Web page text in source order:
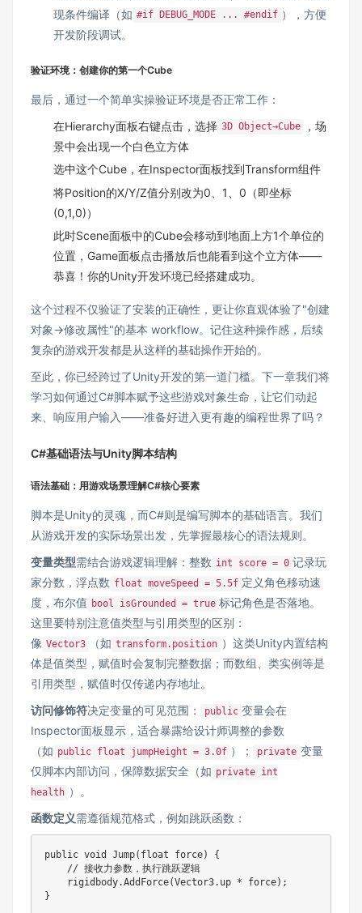
现条件编译（如 #if DEBUG_MODE ... #endif ），方便
开发阶段调试。
验证环境：创建你的第一个Cube
最后，通过一个简单实操验证环境是否正常工作：
在Hierarchy面板右键点击，选择 3D Object→Cube
，场
景中会出现一个白色立方体
选中这个Cube，在Inspector面板找到Transform组件
将Position的X/Y/Z值分别改为0、1、0（即坐标
(0,1,0)）
此时Scene面板中的Cube会移动到地面上方1个单位的
位置，Game面板点击播放后也能看到这个立方体——
恭喜！你的Unity开发环境已经搭建成功。
这个过程不仅验证了安装的正确性，更让你直观体验了"创建
对象→修改属性"的基本 workflow。记住这种操作感，后续
复杂的游戏开发都是从这样的基础操作开始的。
至此，你已经跨过了Unity开发的第一道门槛。下一章我们将
学习如何通过C#脚本赋予这些游戏对象生命，让它们动起
来、响应用户输入——准备好进入更有趣的编程世界了吗？
C#基础语法与Unity脚本结构
语法基础：用游戏场景理解C#核心要素
脚本是Unity的灵魂，而C#则是编写脚本的基础语言。我们
从游戏开发的实际场景出发，先掌握最核心的语法规则。
变量类型需结合游戏逻辑理解：整数 int score = 0 记录玩
家分数，浮点数 float moveSpeed = 5.5f 定义角色移动速
度，布尔值 bool isGrounded = true 标记角色是否落地。
这里要特别注意值类型与引用类型的区别：
像 Vector3 （如 transform.position ）这类Unity内置结构
体是值类型，赋值时会复制完整数据；而数组、类实例等是
引用类型，赋值时仅传递内存地址。
访问修饰符决定变量的可见范围： public 变量会在
Inspector面板显示，适合暴露给设计师调整的参数
（如 public float jumpHeight = 3.0f ）； private 变量
仅脚本内部访问，保障数据安全（如 private int
health ）。
函数定义需遵循规范格式，例如跳跃函数：
public void Jump( float force)
{
// 接收力参数，执行跳跃逻辑
    rigidbody
.AddForce(Vector3. up * force) ;
}